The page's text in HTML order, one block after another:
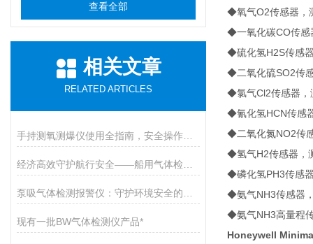
查看全部
相关文章
RELATED ARTICLES
现有一批BW气体检测仪产品*
◆氧气O2传感器，
◆一氧化碳CO传感
◆硫化氢H2S传感
◆二氧化硫SO2传
◆氯气Cl2传感器，
◆氰化氢HCN传感
◆二氧化氮NO2传
◆氢气H2传感器，
◆磷化氢PH3传感
◆氨气NH3传感器
◆氨气NH3高量程
Honeywell